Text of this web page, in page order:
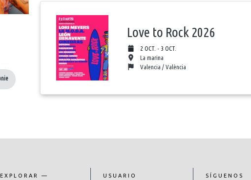
Love to Rock 2026
2 OCT. - 3 OCT.
La marina
Valencia / València
EXPLORAR — USUARIO SÍGUENOS